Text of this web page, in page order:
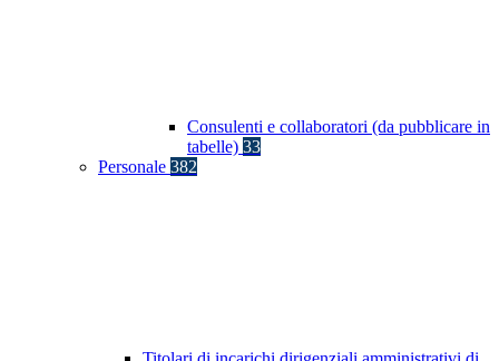
Consulenti e collaboratori (da pubblicare in
tabelle) 33
Personale 382